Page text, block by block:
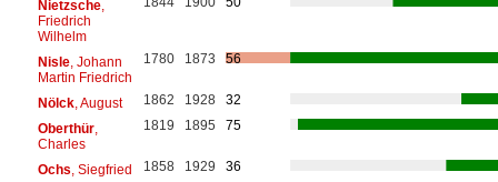
Nietzsche,
Friedrich
Wilhelm
Nisle, Johann
Martin Friedrich
1780 1873 56
Nölck, August 1862 1928
32
Oberthür,
Charles
1819 1895 75
Ochs , Siegfried 1858 1929
36